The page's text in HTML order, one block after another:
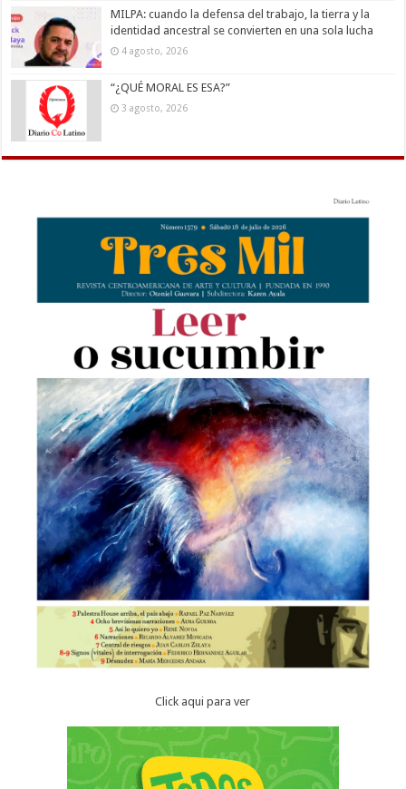
MILPA: cuando la defensa del trabajo, la tierra y la
identidad ancestral se convierten en una sola lucha
4 agosto, 2026
“¿QUÉ MORAL ES ESA?”
3 agosto, 2026
Click aqui para ver